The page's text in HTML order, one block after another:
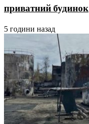
приватний будинок
5 години назад